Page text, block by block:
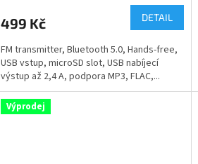
499 Kč DETAIL
FM transmitter, Bluetooth 5.0, Hands-free,
USB vstup, microSD slot, USB nabíjecí
výstup až 2,4 A, podpora MP3, FLAC,...
Výprodej